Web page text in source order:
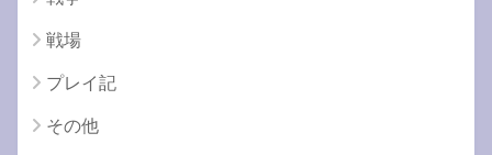
戦場
プレイ記
その他